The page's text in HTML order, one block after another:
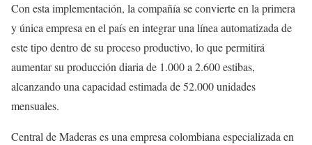
Con esta implementación, la compañía se convierte en la primera
y única empresa en el país en integrar una línea automatizada de
este tipo dentro de su proceso productivo, lo que permitirá
aumentar su producción diaria de 1.000 a 2.600 estibas,
alcanzando una capacidad estimada de 52.000 unidades
mensuales.
Central de Maderas es una empresa colombiana especializada en